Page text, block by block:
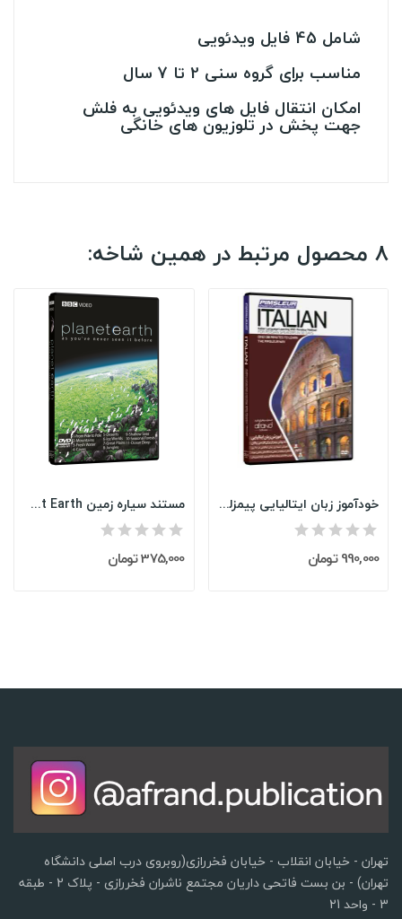
شامل 45 فایل ویدئویی
مناسب برای گروه سنی 2 تا 7 سال
امکان انتقال فایل های ویدئویی به فلش
جهت پخش در تلوزیون های خانگی
8 محصول مرتبط در همین شاخه:
مستند سیاره زمین Planet Earth
375,000 تومان
خودآموز زبان ایتالیایی پیمزلر Pimsleur Italian
990,000 تومان
تهران - خیابان انقلاب - خیابان فخررازی(روبروی درب اصلی دانشگاه
تهران) - بن بست فاتحی داریان مجتمع ناشران فخررازی - پلاک 2 - طبقه
3 - واحد 21